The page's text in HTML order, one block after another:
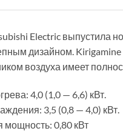
Electric выпустила
дизайном.
воздуха имеет
4,0 (1,0 — 6,6) кВт.
3,5 (0,8 — 4,0) кВт.
мощность: 0,80 кВт